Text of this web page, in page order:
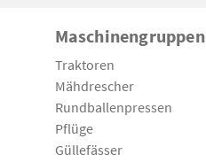
Maschinengruppen
Traktoren
Mähdrescher
Rundballenpressen
Pflüge
Güllefässer